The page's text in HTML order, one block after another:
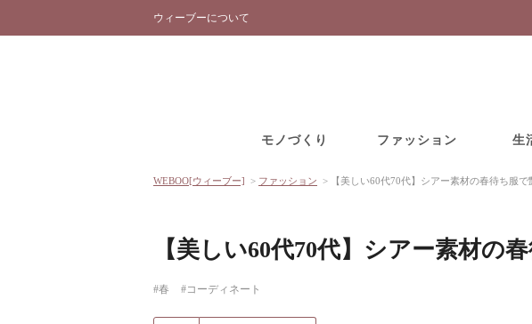
ウィーブーについて
モノづくり ファッション 生
WEBOO[ウィーブー] > ファッション > 【美しい60代70代】シアー素材の春待ち服で
【美しい60代70代】シアー素材の
#春 #コーディネート